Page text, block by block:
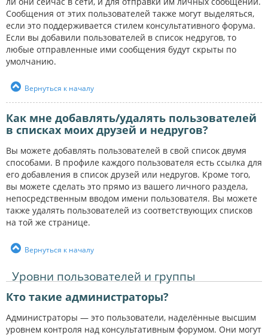
Сообщения от этих пользователей также могут выделяться,
если это поддерживается стилем консультативного форума.
Если вы добавили пользователей в список недругов, то
любые отправленные ими сообщения будут скрыты по
умолчанию.
Вернуться к началу
Как мне добавлять/удалять пользователей
в списках моих друзей и недругов?
Вы можете добавлять пользователей в свой список двумя
способами. В профиле каждого пользователя есть ссылка для
его добавления в список друзей или недругов. Кроме того,
вы можете сделать это прямо из вашего личного раздела,
непосредственным вводом имени пользователя. Вы можете
также удалять пользователей из соответствующих списков
на той же странице.
Вернуться к началу
Уровни пользователей и группы
Кто такие администраторы?
Администраторы — это пользователи, наделённые высшим
уровнем контроля над консультативным форумом. Они могут